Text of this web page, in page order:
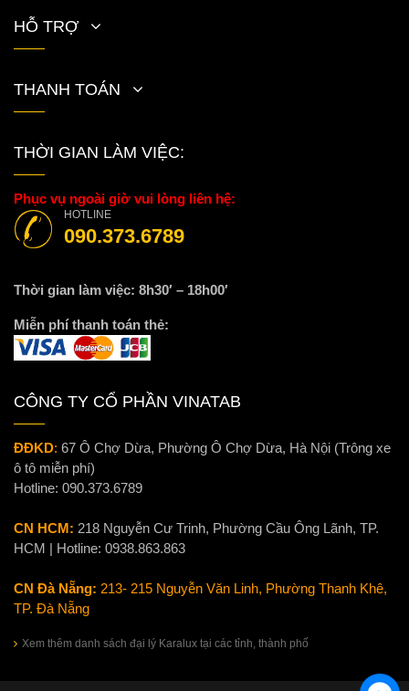
HỖ TRỢ
THANH TOÁN
THỜI GIAN LÀM VIỆC:
Phục vụ ngoài giờ vui lòng liên hệ:
HOTLINE
090.373.6789
Thời gian làm việc: 8h30′ – 18h00′
Miễn phí thanh toán thẻ:
CÔNG TY CỔ PHẦN VINATAB
ĐĐKD: 67 Ô Chợ Dừa, Phường Ô Chợ Dừa, Hà Nội (Trông xe
ô tô miễn phí)
Hotline: 090.373.6789
CN HCM: 218 Nguyễn Cư Trinh, Phường Cầu Ông Lãnh, TP.
HCM | Hotline: 0938.863.863
CN Đà Nẵng: 213- 215 Nguyễn Văn Linh, Phường Thanh Khê,
TP. Đà Nẵng
Xem thêm danh sách đại lý Karalux tại các tỉnh, thành phố